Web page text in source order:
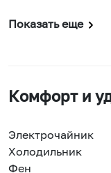
Показать еще
Комфорт и
Электрочайник
Холодильник
Фен